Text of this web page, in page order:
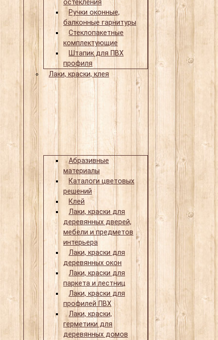
остекления
Ручки оконные,
балконные гарнитуры
Стеклопакетные
комплектующие
Штапик для ПВХ
профиля
Лаки, краски, клея
Абразивные
материалы
Каталоги цветовых
решений
Клей
Лаки, краски для
деревянных дверей,
мебели и предметов
интерьера
Лаки, краски для
деревянных окон
Лаки, краски для
паркета и лестниц
Лаки, краски для
профилей ПВХ
Лаки, краски,
герметики для
деревянных домов